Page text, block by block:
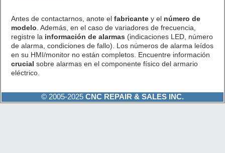
Antes de contactarnos, anote el fabricantey el número de
modelo . Además, en el caso de variadores de frecuencia,
registre la información de alarmas (indicaciones LED, número
de alarma, condiciones de fallo). Los números de alarma leídos
en su HMI/monitor no están completos. Encuentre información
crucial sobre alarmas en el componente físico del armario
eléctrico.
© 2005-2025 CNC REPAIR & SALES INC.